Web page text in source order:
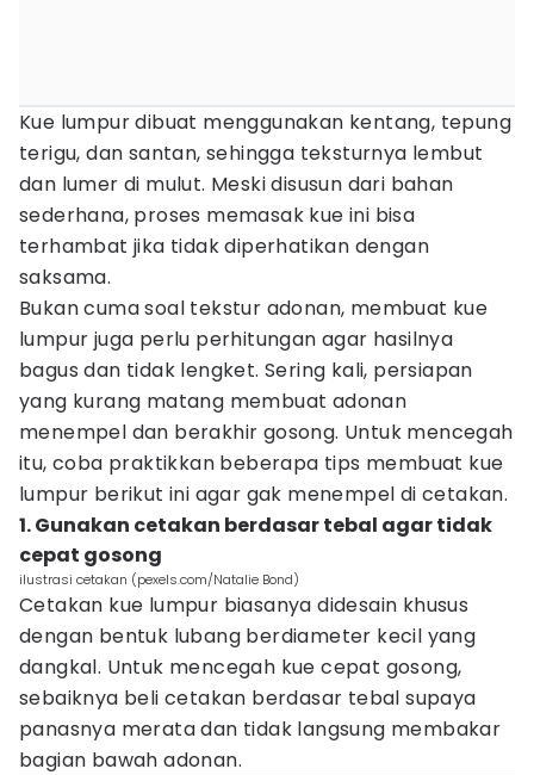
Kue lumpur dibuat menggunakan kentang, tepung
terigu, dan santan, sehingga teksturnya lembut
dan lumer di mulut. Meski disusun dari bahan
sederhana, proses memasak kue ini bisa
terhambat jika tidak diperhatikan dengan
saksama.
Bukan cuma soal tekstur adonan, membuat kue
lumpur juga perlu perhitungan agar hasilnya
bagus dan tidak lengket. Sering kali, persiapan
yang kurang matang membuat adonan
menempel dan berakhir gosong. Untuk mencegah
itu, coba praktikkan beberapa tips membuat kue
lumpur berikut ini agar gak menempel di cetakan.
1. Gunakan cetakan berdasar tebal agar tidak
cepat gosong
ilustrasi cetakan (pexels.com/Natalie Bond)
Cetakan kue lumpur biasanya didesain khusus
dengan bentuk lubang berdiameter kecil yang
dangkal. Untuk mencegah kue cepat gosong,
sebaiknya beli cetakan berdasar tebal supaya
panasnya merata dan tidak langsung membakar
bagian bawah adonan.